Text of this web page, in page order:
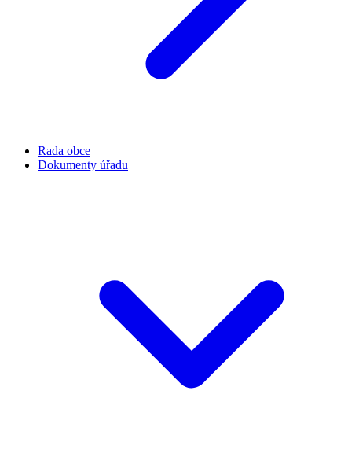
Rada obce
Dokumenty úřadu